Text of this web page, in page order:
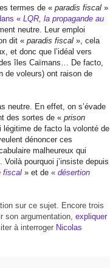
termes de « paradis fiscal »
« LQR, la propagande au
neutre. Leur emploi
dit « paradis fiscal », cela
et donc que l’idéal vers
îles Caïmans… De facto,
de voleurs) ont raison de
neutre. En effet, on s’évade
des sortes de « prison
de facto la volonté de
dénoncer ces
malheureux qui
pourquoi j’insiste depuis
fiscal » et de « désertion
sur ce sujet. Encore trois
son argumentation, expliquer
à interroger Nicolas